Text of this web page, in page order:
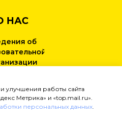
НАС
об
улучшения работы сайта
Метрика» и «top.mail.ru».
персональных данных